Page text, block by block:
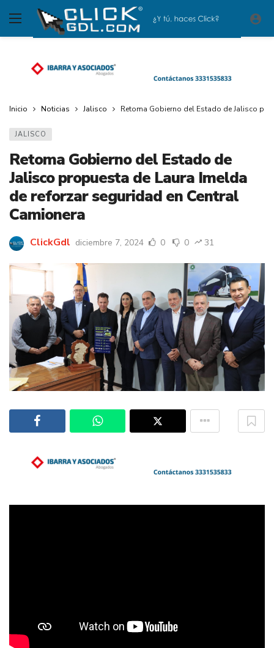
Inicio Noticias Jalisco Retoma Gobierno del Estado de Jalisco
JALISCO
Retoma Gobierno del Estado de
Jalisco propuesta de Laura Imelda
de reforzar seguridad en Central
Camionera
ClickGdl diciembre 7, 2024 0 0 31